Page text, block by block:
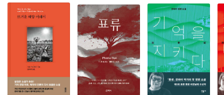
「파국을 향한 표류」는 2002년에 바르셀로나 현대 문화 센터에서 발표한
볼라뇨의 강연문으로, 날카로운 유머가 섞인 조롱으로 동시대 라틴 아메리
카 문학, 특히 보르헤스 사후의 아르헨티나 문학에 통렬한 비판을 가한다.
「세비야가 나를 죽인다」는 볼라뇨가 죽기 직전 마지막으로 공식 석상에 모
습을 드러낸 행사인 2003년 스페인 세비야에서 열린 [라틴 아메리카 작
가 대회] 기조 강연에서 발표하려고 계획했던 글이다. 하지만 행사 당일까
지 글을 완성하지 못하는 바람에 결국 다른 글을 대신 읽었고, 미완 상태의
텍스트로만 남아 독자들을 만날 수 있게 되었다.